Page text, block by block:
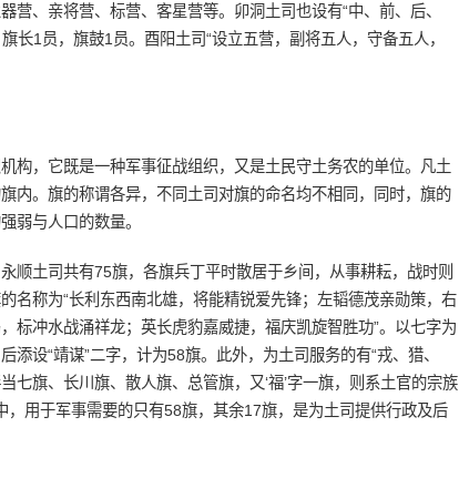
营、亲将营、标营、客星营等。卯洞土司也设有“中、前、后、
长1员，旗鼓1员。酉阳土司“设立五营，副将五人，守备五人，
，它既是一种军事征战组织，又是土民守土务农的单位。凡土
内。旗的称谓各异，不同土司对旗的命名均不相同，同时，旗的
弱与人口的数量。
土司共有75旗，各旗兵丁平时散居于乡间，从事耕耘，战时则
名称为“长利东西南北雄，将能精锐爱先锋；左韬德茂亲勋策，右
标冲水战涌祥龙；英长虎豹嘉威捷，福庆凯旋智胜功”。以七字为
添设“靖谋”二字，计为58旗。此外，为土司服务的有“戎、猎、
七旗、长川旗、散人旗、总管旗，又‘福’字一旗，则系土官的宗族
，用于军事需要的只有58旗，其余17旗，是为土司提供行政及后